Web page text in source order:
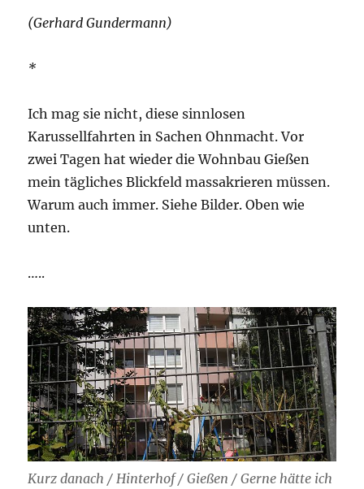
(Gerhard Gundermann)
*
Ich mag sie nicht, diese sinnlosen
Karussellfahrten in Sachen Ohnmacht. Vor
zwei Tagen hat wieder die Wohnbau Gießen
mein tägliches Blickfeld massakrieren müssen.
Warum auch immer. Siehe Bilder. Oben wie
unten.
…..
Kurz danach / Hinterhof / Gießen / Gerne hätte ich